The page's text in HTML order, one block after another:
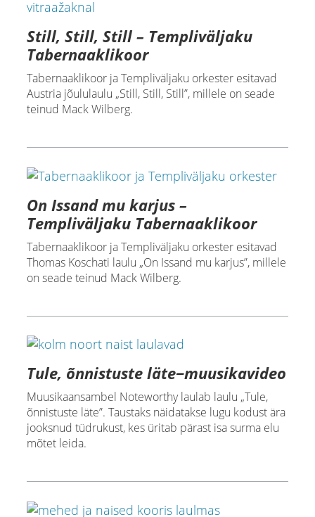
Still, Still, Still – Templiväljaku
Tabernaaklikoor
Tabernaaklikoor ja Templiväljaku orkester esitavad
Austria jõululaulu „Still, Still, Still”, millele on seade
teinud Mack Wilberg.
On Issand mu karjus –
Templiväljaku Tabernaaklikoor
Tabernaaklikoor ja Templiväljaku orkester esitavad
Thomas Koschati laulu „On Issand mu karjus”, millele
on seade teinud Mack Wilberg.
Tule, õnnistuste läte‒muusikavideo
Muusikaansambel Noteworthy laulab laulu „Tule,
õnnistuste läte”. Taustaks näidatakse lugu kodust ära
jooksnud tüdrukust, kes üritab pärast isa surma elu
mõtet leida.